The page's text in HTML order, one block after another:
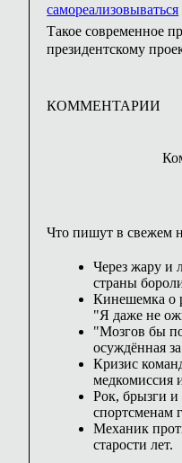
самореализовываться
Такое современное
президентскому
КОММЕНТАРИИ
Что пишут в свежем
Через жару и
страны
Кинешемка о
"Я даже не
"Мозгов бы
осуждённая
Кризис
медкомиссия
Рок, брызги
спортсменам
Механик
старости лет.